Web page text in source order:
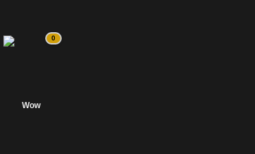
0
Wow